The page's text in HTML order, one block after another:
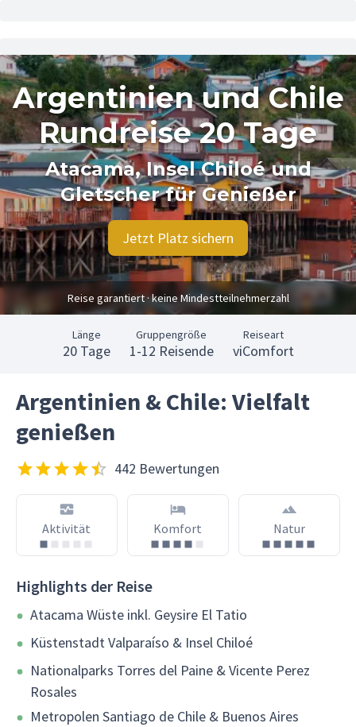
Argentinien und Chile
Rundreise 20 Tage
Atacama, Insel Chiloé und
Gletscher für Genießer
Jetzt Platz sichern
Reise garantiert · keine Mindestteilnehmerzahl
Länge
20 Tage
Gruppengröße
1-12 Reisende
Reiseart
viComfort
Argentinien & Chile: Vielfalt
genießen
442 Bewertungen
Aktivität Komfort Natur
Highlights der Reise
Atacama Wüste inkl. Geysire El Tatio
Küstenstadt Valparaíso & Insel Chiloé
Nationalparks Torres del Paine & Vicente Perez
Rosales
Metropolen Santiago de Chile & Buenos Aires